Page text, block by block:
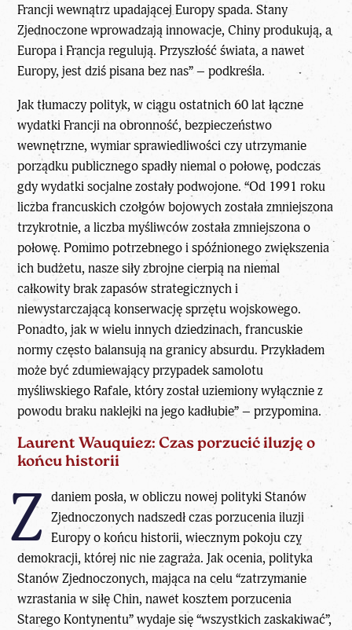
Francji wewnątrz upadającej Europy spada. Stany
Zjednoczone wprowadzają innowacje, Chiny produkują, a
Europa i Francja regulują. Przyszłość świata, a nawet
Europy, jest dziś pisana bez nas” – podkreśla.
Jak tłumaczy polityk, w ciągu ostatnich 60 lat łączne
wydatki Francji na obronność, bezpieczeństwo
wewnętrzne, wymiar sprawiedliwości czy utrzymanie
porządku publicznego spadły niemal o połowę, podczas
gdy wydatki socjalne zostały podwojone. “Od 1991 roku
liczba francuskich czołgów bojowych została zmniejszona
trzykrotnie, a liczba myśliwców została zmniejszona o
połowę. Pomimo potrzebnego i spóźnionego zwiększenia
ich budżetu, nasze siły zbrojne cierpią na niemal
całkowity brak zapasów strategicznych i
niewystarczającą konserwację sprzętu wojskowego.
Ponadto, jak w wielu innych dziedzinach, francuskie
normy często balansują na granicy absurdu. Przykładem
może być zdumiewający przypadek samolotu
myśliwskiego Rafale, który został uziemiony wyłącznie z
powodu braku naklejki na jego kadłubie” – przypomina.
Laurent Wauquiez: Czas porzucić iluzję o
końcu historii
Z daniem posła, w obliczu nowej polityki Stanów
Zjednoczonych nadszedł czas porzucenia iluzji
Europy o końcu historii, wiecznym pokoju czy
demokracji, której nic nie zagraża. Jak ocenia, polityka
Stanów Zjednoczonych, mająca na celu “zatrzymanie
wzrastania w siłę Chin, nawet kosztem porzucenia
Starego Kontynentu” wydaje się “wszystkich zaskakiwać”,